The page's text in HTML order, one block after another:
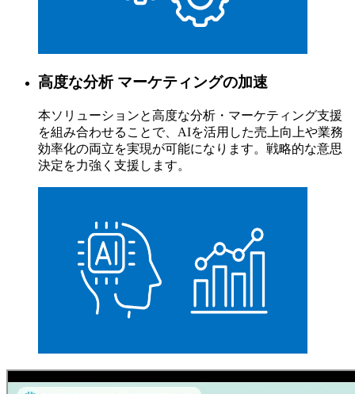
高度な分析 マーケティングの加速
本ソリューションと高度な分析・マーケティング支援
を組み合わせることで、AIを活用した売上向上や業務
効率化の両立を実現が可能になります。戦略的な意思
決定を力強く支援します。